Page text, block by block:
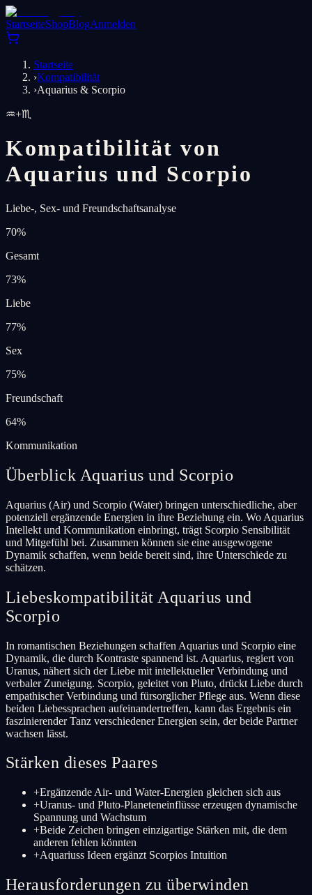
StartseiteShopBlogAnmelden
Startseite
›Kompatibilität
›Aquarius & Scorpio
♒+♏
Kompatibilität von
Aquarius und Scorpio
Liebe-, Sex- und Freundschaftsanalyse
70%
Gesamt
73%
Liebe
77%
Sex
75%
Freundschaft
64%
Kommunikation
Überblick Aquarius und Scorpio
Aquarius (Air) und Scorpio (Water) bringen unterschiedliche, aber
potenziell ergänzende Energien in ihre Beziehung ein. Wo Aquarius
Intellekt und Kommunikation einbringt, trägt Scorpio Sensibilität
und Mitgefühl bei. Zusammen können sie eine ausgewogene
Dynamik schaffen, wenn beide bereit sind, ihre Unterschiede zu
schätzen.
Liebeskompatibilität Aquarius und
Scorpio
In romantischen Beziehungen schaffen Aquarius und Scorpio eine
Dynamik, die durch Kontraste spannend ist. Aquarius, regiert von
Uranus, nähert sich der Liebe mit intellektueller Verbindung und
verbaler Zuneigung. Scorpio, geleitet von Pluto, drückt Liebe durch
empathischer Verbindung und fürsorglicher Pflege aus. Wenn diese
beiden Liebessprachen aufeinandertreffen, kann das Ergebnis ein
faszinierender Tanz verschiedener Energien sein, der beide Partner
wachsen lässt.
Stärken dieses Paares
+Ergänzende Air- und Water-Energien gleichen sich aus
+Uranus- und Pluto-Planeteneinflüsse erzeugen dynamische
Spannung und Wachstum
+Beide Zeichen bringen einzigartige Stärken mit, die dem
anderen fehlen könnten
+Aquariuss Ideen ergänzt Scorpios Intuition
Herausforderungen zu überwinden